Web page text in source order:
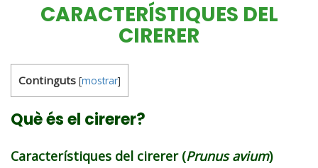
CARACTERÍSTIQUES DEL
CIRERER
Continguts [mostrar]
Què és el cirerer?
Característiques del cirerer (Prunus avium)